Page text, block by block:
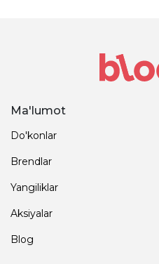
Ma'lumot
Do'konlar
Brendlar
Yangiliklar
Aksiyalar
Blog